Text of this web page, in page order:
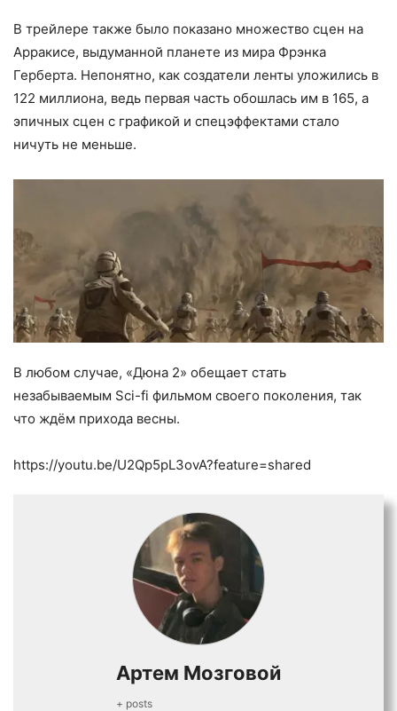
В трейлере также было показано множество сцен на
Арракисе, выдуманной планете из мира Фрэнка
Герберта. Непонятно, как создатели ленты уложились в
122 миллиона, ведь первая часть обошлась им в 165, а
эпичных сцен с графикой и спецэффектами стало
ничуть не меньше.
В любом случае, «Дюна 2» обещает стать
незабываемым Sci-fi фильмом своего поколения, так
что ждём прихода весны.
https://youtu.be/U2Qp5pL3ovA?feature=shared
Артем Мозговой
+ posts